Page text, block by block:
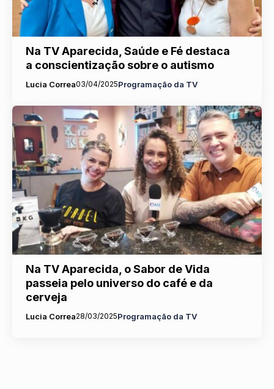
Na TV Aparecida, Saúde e Fé destaca
a conscientização sobre o autismo
Lucia Correa03/04/2025Programação da TV
Na TV Aparecida, o Sabor de Vida
passeia pelo universo do café e da
cerveja
Lucia Correa28/03/2025Programação da TV